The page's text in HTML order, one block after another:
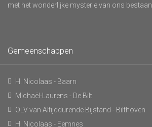
met het wonderlijke mysterie van ons bestaan.
Gemeenschappen
H. Nicolaas - Baarn
Michaël-Laurens - De Bilt
OLV van Altijddurende Bijstand - Bilthoven
H. Nicolaas - Eemnes